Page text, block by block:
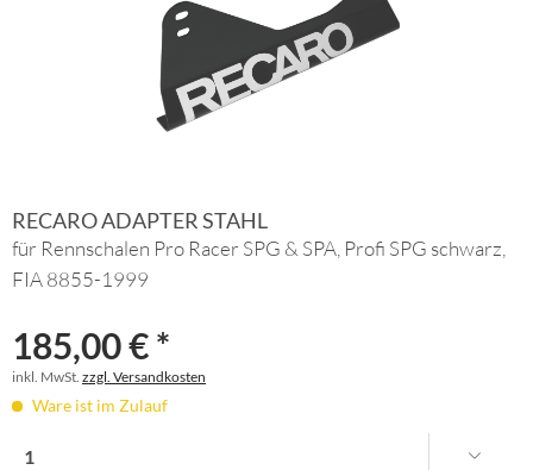
RECARO ADAPTER STAHL
für Rennschalen Pro Racer SPG & SPA, Profi SPG schwarz,
FIA 8855-1999
185,00 € *
inkl. MwSt. zzgl. Versandkosten
Ware ist im Zulauf